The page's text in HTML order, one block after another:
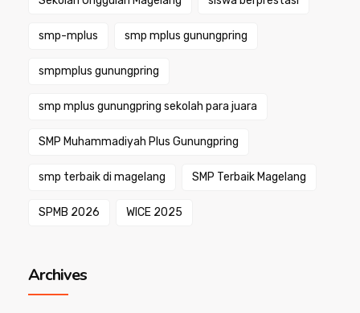
smp-mplus smp mplus gunungpring
smpmplus gunungpring
smp mplus gunungpring sekolah para juara
SMP Muhammadiyah Plus Gunungpring
smp terbaik di magelang SMP Terbaik Magelang
SPMB 2026 WICE 2025
Archives